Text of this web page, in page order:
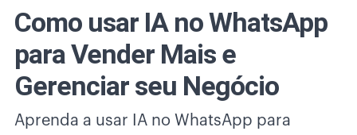
Como usar IA no WhatsApp
para Vender Mais e
Gerenciar seu Negócio
Aprenda a usar IA no WhatsApp para